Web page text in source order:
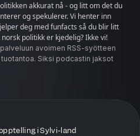
akkurat nå - og litt om det du
og spekulerer. Vi henter inn
deg med funfacts så du blir litt
politikk er kjedelig? Ikke vi!
avoimen RSS-syötteen
Siksi podcastin jaksot
i Sylvi-land